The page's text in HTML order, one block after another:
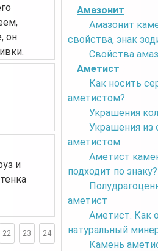
он
и
22 23 24
Амазонит
Амазонит
свойства, знак
Свойства
Аметист
Как носить
аметистом?
Украшения
Украшения из
аметистом
Аметист
подходит по знаку?
аметист
Аметист. Как
натуральный
Камень